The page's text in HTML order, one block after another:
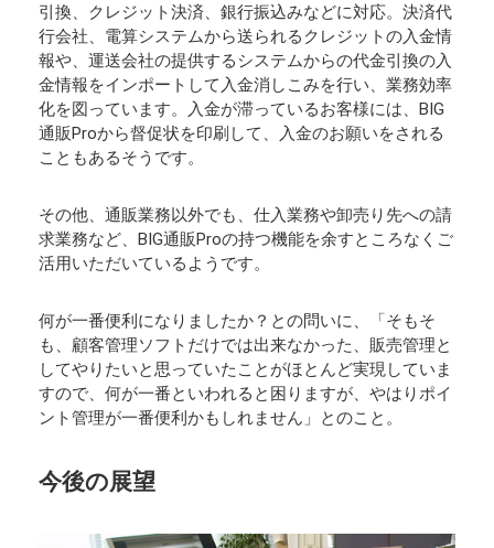
引換、クレジット決済、銀行振込みなどに対応。決済代
行会社、電算システムから送られるクレジットの入金情
報や、運送会社の提供するシステムからの代金引換の入
金情報をインポートして入金消しこみを行い、業務効率
化を図っています。入金が滞っているお客様には、BIG
通販Proから督促状を印刷して、入金のお願いをされる
こともあるそうです。
その他、通販業務以外でも、仕入業務や卸売り先への請
求業務など、BIG通販Proの持つ機能を余すところなくご
活用いただいているようです。
何が一番便利になりましたか？との問いに、「そもそ
も、顧客管理ソフトだけでは出来なかった、販売管理と
してやりたいと思っていたことがほとんど実現していま
すので、何が一番といわれると困りますが、やはりポイ
ント管理が一番便利かもしれません」とのこと。
今後の展望